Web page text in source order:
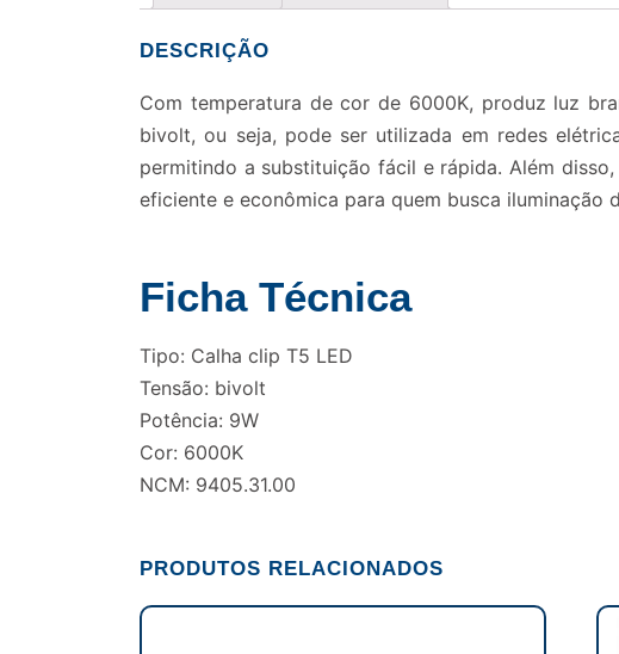
DESCRIÇÃO
Com temperatura de cor de 6000K, produz luz
bivolt, ou seja, pode ser utilizada em redes
permitindo a substituição fácil e rápida. Além
eficiente e econômica para quem busca iluminação
Ficha Técnica
Tipo: Calha clip T5 LED
Tensão: bivolt
Potência: 9W
Cor: 6000K
NCM: 9405.31.00
PRODUTOS RELACIONADOS